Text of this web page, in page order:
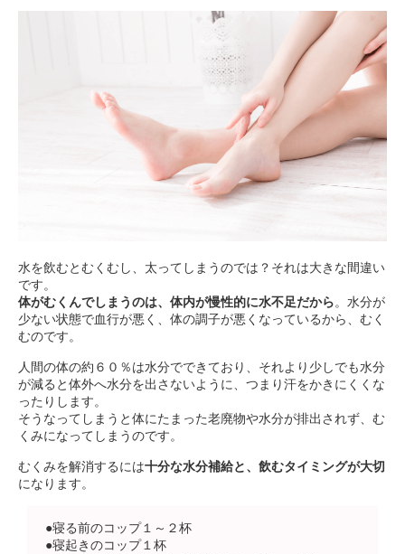
水を飲むとむくむし、太ってしまうのでは？それは大きな間違い
です。
体がむくんでしまうのは、体内が慢性的に水不足だから。水分が
少ない状態で血行が悪く、体の調子が悪くなっているから、むく
むのです。
人間の体の約６０％は水分でできており、それより少しでも水分
が減ると体外へ水分を出さないように、つまり汗をかきにくくな
ったりします。
そうなってしまうと体にたまった老廃物や水分が排出されず、む
くみになってしまうのです。
むくみを解消するには十分な水分補給と、飲むタイミングが大切
になります。
●寝る前のコップ１～２杯
●寝起きのコップ１杯